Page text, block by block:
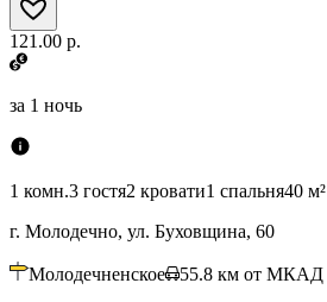
121.00 р.
за 1 ночь
1 комн.3 гостя2 кровати1 спальня40 м²
г. Молодечно, ул. Буховщина, 60
Молодечненское 55.8 км от МКАД